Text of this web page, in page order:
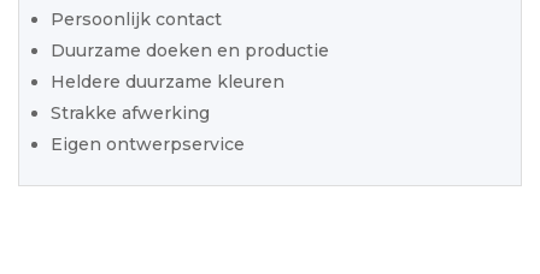
Persoonlijk contact
Duurzame doeken en productie
Heldere duurzame kleuren
Strakke afwerking
Eigen ontwerpservice